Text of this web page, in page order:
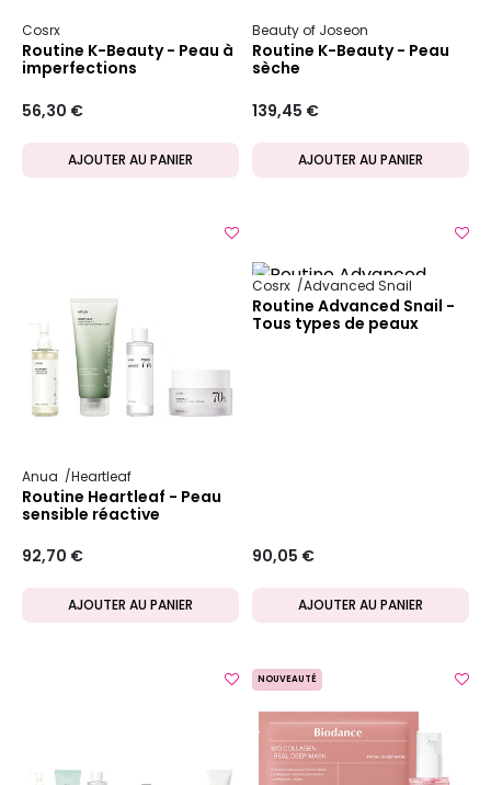
Cosrx
Routine K-Beauty - Peau à
imperfections
56,30 €
AJOUTER AU PANIER
Beauty of Joseon
Routine K-Beauty - Peau
sèche
139,45 €
AJOUTER AU PANIER
Anua Heartleaf
Routine Heartleaf - Peau
sensible réactive
92,70 €
AJOUTER AU PANIER
Cosrx Advanced Snail
Routine Advanced Snail -
Tous types de peaux
90,05 €
AJOUTER AU PANIER
NOUVEAUTÉ